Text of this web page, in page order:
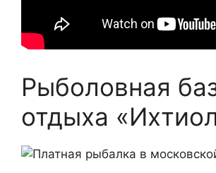
Рыболовная
отдыха